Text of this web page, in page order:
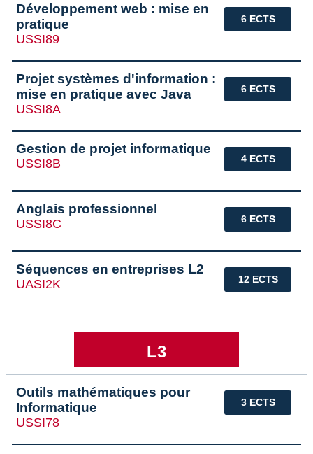
6 ECTS
Développement web : mise en
pratique
USSI89
6 ECTS
Projet systèmes d'information :
mise en pratique avec Java
USSI8A
4 ECTS
Gestion de projet informatique
USSI8B
6 ECTS
Anglais professionnel
USSI8C
12 ECTS
Séquences en entreprises L2
UASI2K
L3
3 ECTS
Outils mathématiques pour
Informatique
USSI78